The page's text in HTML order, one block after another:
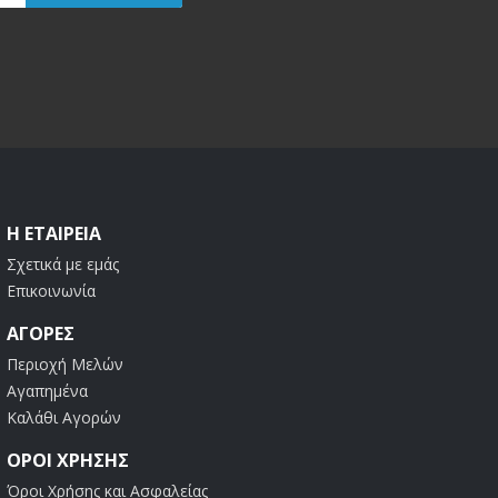
Η ΕΤΑΙΡΕΊΑ
Σχετικά με εμάς
Επικοινωνία
ΑΓΟΡΈΣ
Περιοχή Μελών
Αγαπημένα
Καλάθι Αγορών
ΟΡΟΙ ΧΡΗΣΗΣ
Όροι Χρήσης και Ασφαλείας